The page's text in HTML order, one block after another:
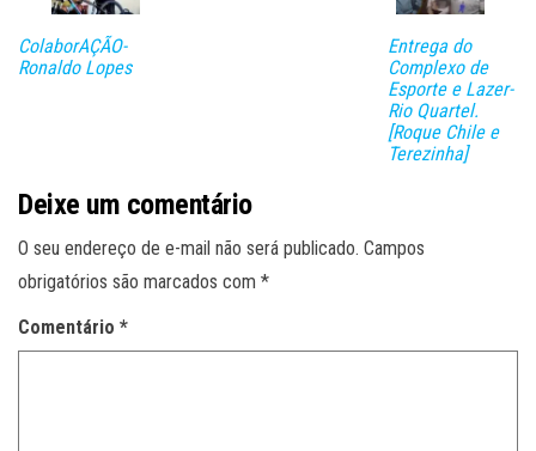
ColaborAÇÃO-
Ronaldo Lopes
Entrega do
Complexo de
Esporte e Lazer-
Rio Quartel.
[Roque Chile e
Terezinha]
Deixe um comentário
O seu endereço de e-mail não será publicado. Campos
obrigatórios são marcados com *
Comentário *